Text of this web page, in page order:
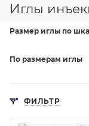
Иглы
Размер иглы по
По размерам иглы
ФИЛЬТР